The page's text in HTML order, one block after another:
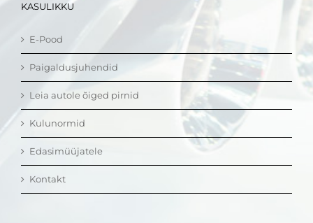
KASULIKKU
E-Pood
Paigaldusjuhendid
Leia autole õiged pirnid
Kulunormid
Edasimüüjatele
Kontakt